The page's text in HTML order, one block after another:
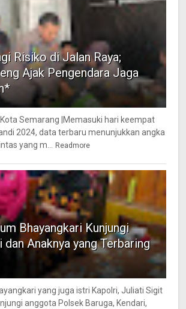
Risiko di Jalan Raya;
Ajak Pengendara Jaga
Semarang |Memasuki hari keempat
2024, data terbaru menunjukkan angka
yang m...
Readmore
Bhayangkari Kunjungi
Anaknya yang Terbaring
yang juga istri Kapolri, Juliati Sigit
anggota Polsek Baruga, Kendari,